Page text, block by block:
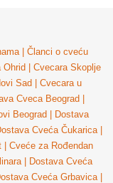
Članci o cveću
Ohrid
Cvecara Skoplje
Sad
Cvecara u
Cveca Beograd
Beograd
Dostava
Cveća Čukarica
Cveće za Rođendan
Dostava Cveća
Cveća Grbavica